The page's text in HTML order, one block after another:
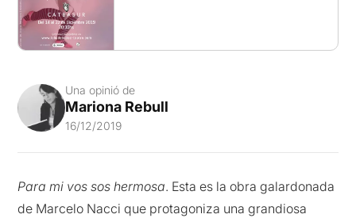
Una opinió de
Mariona Rebull
16/12/2019
Para mi vos sos hermosa. Esta es la obra galardonada
de Marcelo Nacci que protagoniza una grandiosa